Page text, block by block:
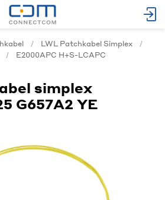
LWL Patchkabel Simplex
E2000APC H+S-LCAPC
simplex
G657A2 YE